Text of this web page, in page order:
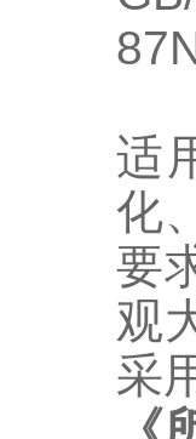
适
化
要
观
采